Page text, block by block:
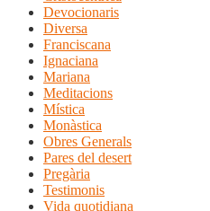
Devocionaris
Diversa
Franciscana
Ignaciana
Mariana
Meditacions
Mística
Monàstica
Obres Generals
Pares del desert
Pregària
Testimonis
Vida quotidiana